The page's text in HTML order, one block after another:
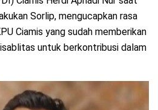
Sorlip, mengucapkan rasa
Ciamis yang sudah memberikan
untuk berkontribusi dalam